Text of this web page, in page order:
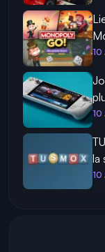
10
10
la
10